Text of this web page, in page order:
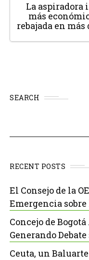
La aspiradora
más
rebajada en más
SEARCH
RECENT POSTS
El Consejo de la
Emergencia
Concejo de
Generando
Ceuta, un